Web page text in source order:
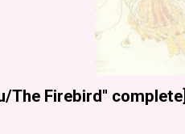
The Firebird" complete]